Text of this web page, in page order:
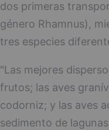
dos primeras
género Rhamnus),
tres especies
"Las mejores
frutos; las aves
codorniz; y las aves
sedimento de